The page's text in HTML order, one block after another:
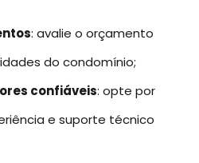
: avalie o orçamento
do condomínio;
confiáveis: opte por
e suporte técnico